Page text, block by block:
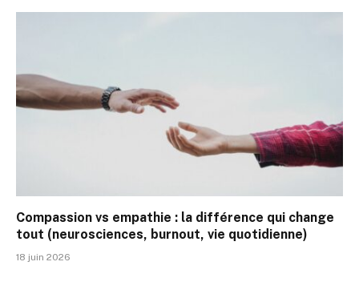
Compassion vs empathie : la différence qui change
tout (neurosciences, burnout, vie quotidienne)
18 juin 2026